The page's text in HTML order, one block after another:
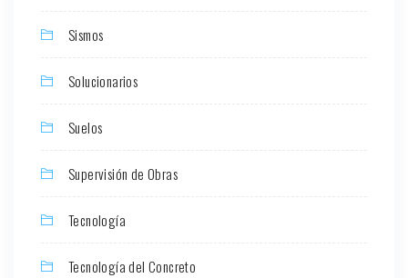
Sismos
Solucionarios
Suelos
Supervisión de Obras
Tecnología
Tecnología del Concreto